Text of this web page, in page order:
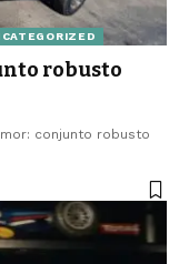
robusto
conjunto robusto